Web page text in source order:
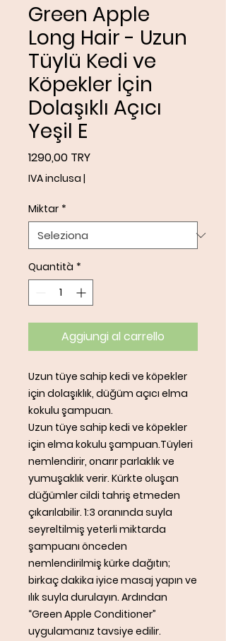
Green Apple
Long Hair - Uzun
Tüylü Kedi ve
Köpekler İçin
Dolaşıklı Açıcı
Yeşil E
1290,00 TRYPrezzo
IVA inclusa |
Miktar *
Quantità *
Aggiungi al carrello
Uzun tüye sahip kedi ve köpekler
için dolaşıklık, düğüm açıcı elma
kokulu şampuan.
Uzun tüye sahip kedi ve köpekler
için elma kokulu şampuan.Tüyleri
nemlendirir, onarır parlaklık ve
yumuşaklık verir. Kürkte oluşan
düğümler cildi tahriş etmeden
çıkarılabilir. 1:3 oranında suyla
seyreltilmiş yeterli miktarda
şampuanı önceden
nemlendirilmiş kürke dağıtın;
birkaç dakika iyice masaj yapın ve
ılık suyla durulayın. Ardından
“Green Apple Conditioner”
uygulamanız tavsiye edilir.